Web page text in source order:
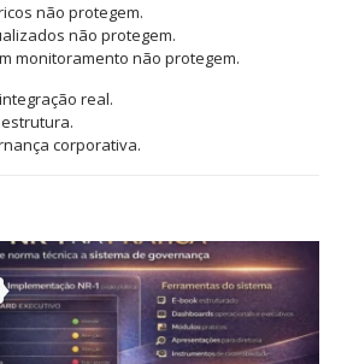
não protegem.
não protegem.
monitoramento não protegem.
real.
corporativa.